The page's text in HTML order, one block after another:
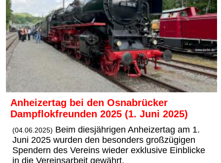
Anheizertag bei den Osnabrücker
Dampflokfreunden 2025 (1. Juni 2025)
(04.06.2025) Beim diesjährigen Anheizertag am 1.
Juni 2025 wurden den besonders großzügigen
Spendern des Vereins wieder exklusive Einblicke
in die Vereinsarbeit gewährt.